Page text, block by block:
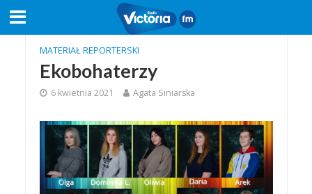
MATERIAŁ REPORTERSKI
Ekobohaterzy
6 kwietnia 2021 Agata Siniarska